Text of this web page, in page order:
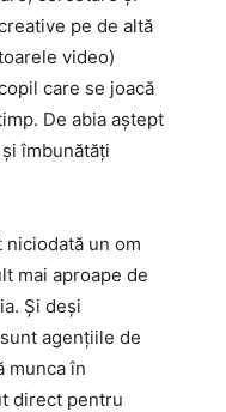
pe de altă
video)
care se joacă
De abia aștept
îmbunătăți
un om
mai aproape de
Și deși
agențiile de
munca în
direct pentru